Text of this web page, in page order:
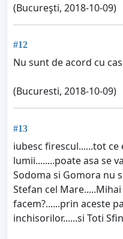
(Bucureşti, 2018-10-09)
#12
Nu sunt de acord cu
(Bucuresti, 2018-10-09)
#13
iubesc firescul......tot
lumii........poate asa se
Sodoma si Gomora nu
Stefan cel Mare.....Mihai
facem?......prin aceste
inchisorilor......si Toti